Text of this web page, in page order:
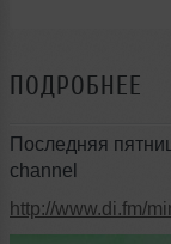
ПОДРОБНЕЕ
Последняя
channel
http://www.di.fm/